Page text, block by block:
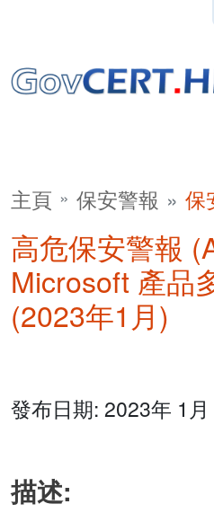
主頁 保安警報 保
高危保安警報
Microsoft 產品
(2023年1月)
發布日期: 2023年 1月
描述: